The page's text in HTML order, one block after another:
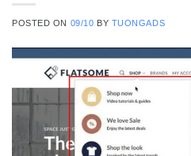
POSTED ON 09/10 BY TUONGADS